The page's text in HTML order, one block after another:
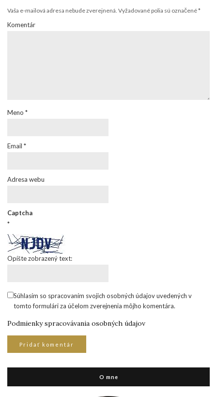
Vaša e-mailová adresa nebude zverejnená. Vyžadované polia sú označené*
Komentár
Meno *
Email *
Adresa webu
Captcha
*
Opíšte zobrazený text:
Súhlasím so spracovaním svojich osobných údajov uvedených v
tomto formulári za účelom zverejnenia môjho komentára.
Podmienky spracovávania osobných údajov
O mne